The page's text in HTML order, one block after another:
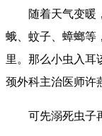
随着天气变暖，
蛾、蚊子、蟑螂等
里。那么小虫入耳
颈外科主治医师许
可先溺死虫子